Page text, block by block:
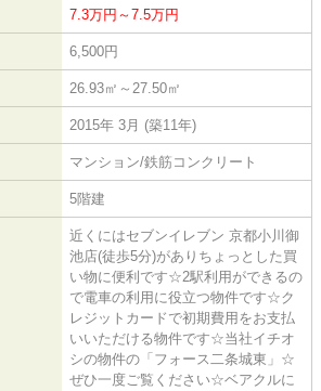
7.3万円～7.5万円
6,500円
26.93㎡～27.50㎡
2015年 3月 (築11年)
マンション/鉄筋コンクリート
5階建
近くにはセブンイレブン 京都小川御
池店(徒歩5分)がありちょっとした買
い物に便利です☆2駅利用ができるの
で電車の利用に役立つ物件です☆ク
レジットカードで初期費用をお支払
いいただける物件です☆当社イチオ
シの物件の「フォース二条城東」☆
ぜひ一度ご覧ください☆ベアクルに